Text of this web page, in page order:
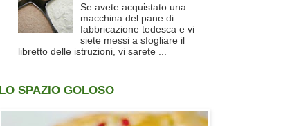
Se avete acquistato una
macchina del pane di
fabbricazione tedesca e vi
siete messi a sfogliare il
libretto delle istruzioni, vi sarete ...
LO SPAZIO GOLOSO